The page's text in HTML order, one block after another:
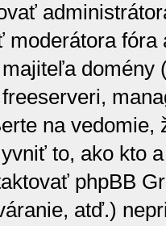
moderátora
na vedomie,
to, ako kto
phpBB
atď.)